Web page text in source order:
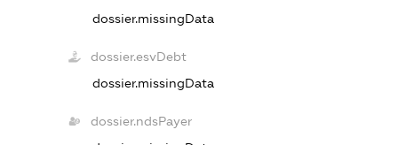
dossier.missingData
dossier.esvDebt
dossier.missingData
dossier.ndsPayer